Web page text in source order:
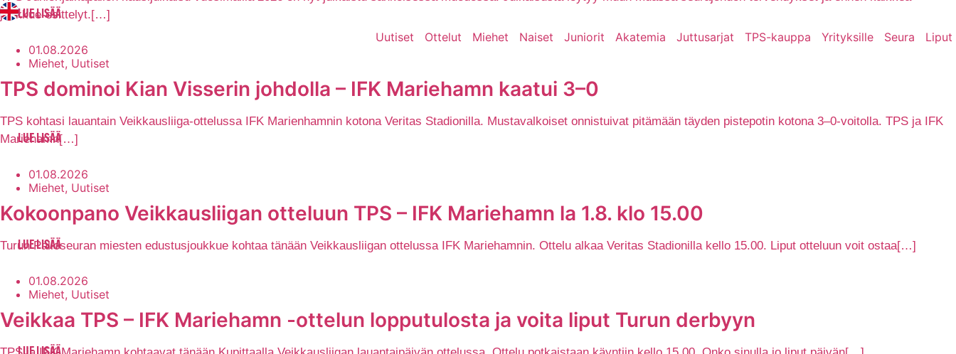
Uutiset Ottelut Miehet Naiset Juniorit Akatemia Juttusarjat TPS-kauppa Yrityksille Seura Liput
joukkue-esittelyt.[…]
LUE LISÄÄ
01.08.2026
Miehet, Uutiset
TPS dominoi Kian Visserin johdolla – IFK Mariehamn kaatui 3–0
TPS kohtasi lauantain Veikkausliiga-ottelussa IFK Marienhamnin kotona Veritas Stadionilla. Mustavalkoiset onnistuivat pitämään täyden pistepotin kotona 3–0-voitolla. TPS ja IFK
Mariehamn[…]
LUE LISÄÄ
01.08.2026
Miehet, Uutiset
Kokoonpano Veikkausliigan otteluun TPS – IFK Mariehamn la 1.8. klo 15.00
Turun Palloseuran miesten edustusjoukkue kohtaa tänään Veikkausliigan ottelussa IFK Mariehamnin. Ottelu alkaa Veritas Stadionilla kello 15.00. Liput otteluun voit ostaa[…]
LUE LISÄÄ
01.08.2026
Miehet, Uutiset
Veikkaa TPS – IFK Mariehamn -ottelun lopputulosta ja voita liput Turun derbyyn